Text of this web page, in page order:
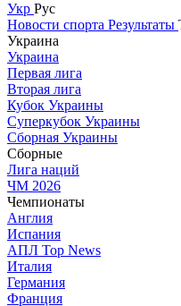
Укр Рус
Новости спорта Результаты
Украина
Украина
Первая лига
Вторая лига
Кубок Украины
Суперкубок Украины
Сборная Украины
Сборные
Лига наций
ЧМ 2026
Чемпионаты
Англия
Испания
АПЛ Top News
Италия
Германия
Франция